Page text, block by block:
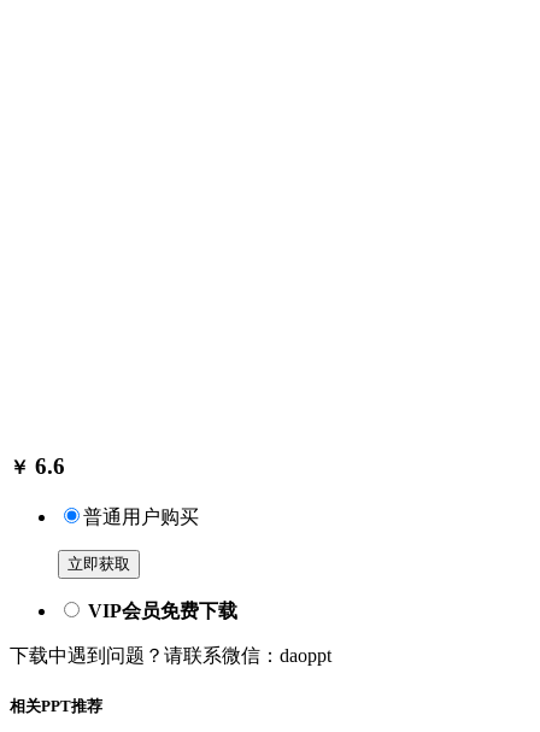
￥ 6.6
普通用户购买
立即获取
VIP会员免费下载
下载中遇到问题？请联系微信：daoppt
相关PPT推荐